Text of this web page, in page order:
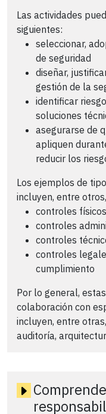
Las actividades
siguientes:
seleccionar,
de seguridad
diseñar,
gestión de la
identificar
soluciones
asegurarse de
apliquen
reducir los
Los ejemplos de
incluyen, entre
controles físicos
controles
controles
controles
cumplimiento
Por lo general,
colaboración con
incluyen, entre
auditoría,